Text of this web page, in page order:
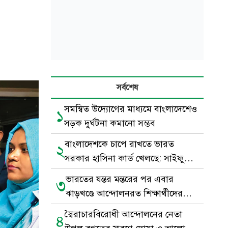
সর্বশেষ
১সমন্বিত উদ্যোগের মাধ্যমে বাংলাদেশেও
সড়ক দুর্ঘটনা কমানো সম্ভব
২বাংলাদেশকে চাপে রাখতে ভারত
সরকার হাসিনা কার্ড খেলছে: সাইফুল
হক
৩ভারতের যন্তর মন্তরের পর এবার
ঝাড়খণ্ডে আন্দোলনরত শিক্ষার্থীদের
পাশে সেই মুসলিম যুবক
৪স্বৈরাচারবিরোধী আন্দোলনের নেতা